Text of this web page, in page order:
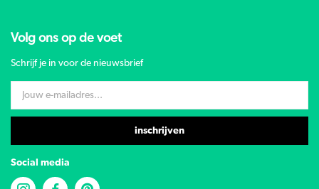
Volg ons op de voet
Schrijf je in voor de nieuwsbrief
inschrijven
Social media